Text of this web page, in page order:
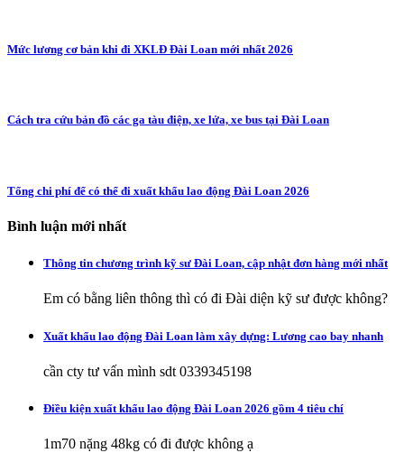
Mức lương cơ bản khi đi XKLĐ Đài Loan mới nhất 2026
Cách tra cứu bản đồ các ga tàu điện, xe lửa, xe bus tại Đài Loan
Tổng chi phí để có thể đi xuất khẩu lao động Đài Loan 2026
Bình luận mới nhất
Thông tin chương trình kỹ sư Đài Loan, cập nhật đơn hàng mới nhất
Em có bằng liên thông thì có đi Đài diện kỹ sư được không?
Xuất khẩu lao động Đài Loan làm xây dựng: Lương cao bay nhanh
cần cty tư vấn mình sdt 0339345198
Điều kiện xuất khẩu lao động Đài Loan 2026 gồm 4 tiêu chí
1m70 nặng 48kg có đi được không ạ